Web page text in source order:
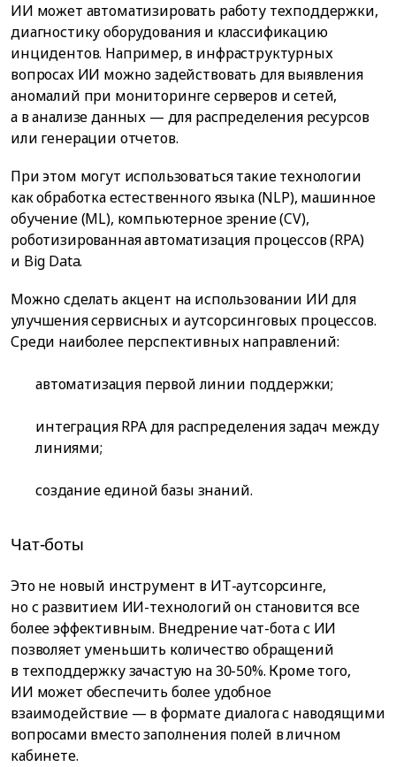
ИИ может автоматизировать работу техподдержки,
диагностику оборудования и классификацию
инцидентов. Например, в инфраструктурных
вопросах ИИ можно задействовать для выявления
аномалий при мониторинге серверов и сетей,
а в анализе данных — для распределения ресурсов
или генерации отчетов.
При этом могут использоваться такие технологии
как обработка естественного языка (NLP), машинное
обучение (ML), компьютерное зрение (CV),
роботизированная автоматизация процессов (RPA)
и Big Data.
Можно сделать акцент на использовании ИИ для
улучшения сервисных и аутсорсинговых процессов.
Среди наиболее перспективных направлений:
автоматизация первой линии поддержки;
интеграция RPA для распределения задач между
линиями;
создание единой базы знаний.
Чат-боты
Это не новый инструмент в ИТ-аутсорсинге,
но с развитием ИИ-технологий он становится все
более эффективным. Внедрение чат-бота с ИИ
позволяет уменьшить количество обращений
в техподдержку зачастую на 30-50%. Кроме того,
ИИ может обеспечить более удобное
взаимодействие — в формате диалога с наводящими
вопросами вместо заполнения полей в личном
кабинете.